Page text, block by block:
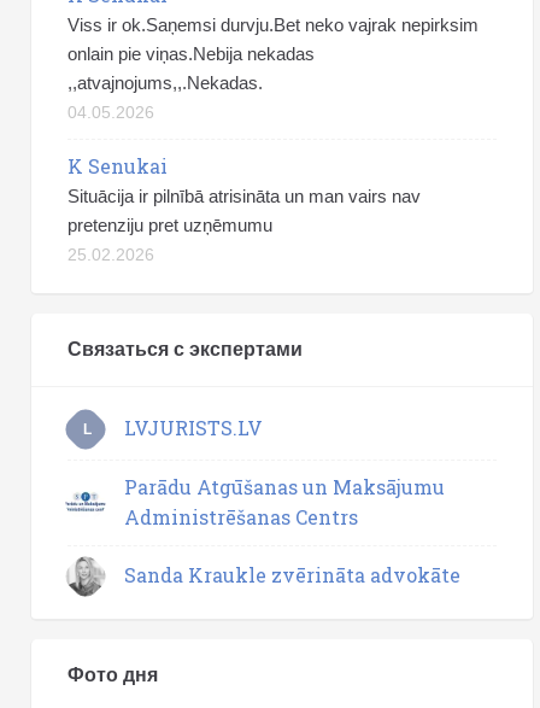
Viss ir ok.Saņemsi durvju.Bet neko vajrak nepirksim
onlain pie viņas.Nebija nekadas
,,atvajnojums,,.Nekadas.
04.05.2026
K Senukai
Situācija ir pilnībā atrisināta un man vairs nav
pretenziju pret uzņēmumu
25.02.2026
Связаться с экспертами
L LVJURISTS.LV
Parādu Atgūšanas un Maksājumu
Administrēšanas Centrs
Sanda Kraukle zvērināta advokāte
Фото дня